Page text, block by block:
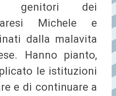
i genitori dei
Michele e
dalla malavita
Hanno pianto,
le istituzioni
e di continuare a